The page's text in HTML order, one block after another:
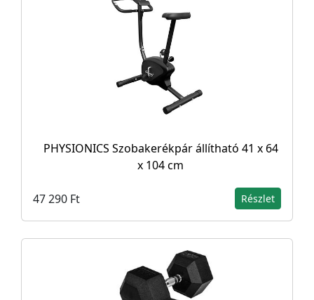
PHYSIONICS Szobakerékpár állítható 41 x 64
x 104 cm
47 290 Ft Részlet